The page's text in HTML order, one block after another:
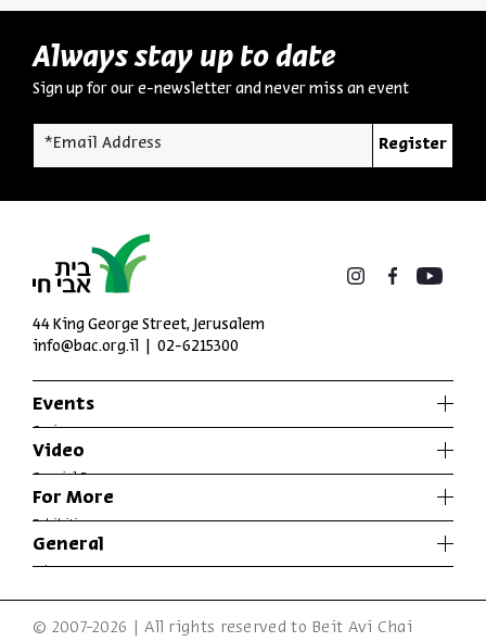
Always stay up to date
Sign up for our e-newsletter and never miss an event
*Email Address Register
Events
Series
Past Programs
Video
Special Programs
Music
For More
Exhibitions
Articles
General
Accessibility Declaration
Terms of Usage & Privacy
44 King George Street, Jerusalem
info@bac.org.il
02-6215300
© 2007-2026 | All rights reserved to Beit Avi Chai